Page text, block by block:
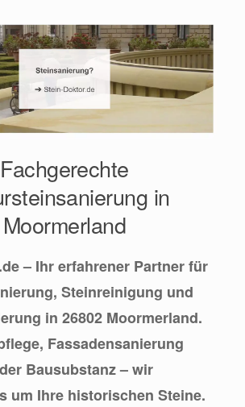
Fachgerechte
in
Moormerland
– Ihr erfahrener Partner für
Steinreinigung und
in 26802 Moormerland.
Fassadensanierung
Bausubstanz – wir
um Ihre historischen Steine.